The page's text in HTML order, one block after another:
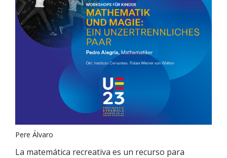
Pere Álvaro
La matemática recreativa es un recurso para